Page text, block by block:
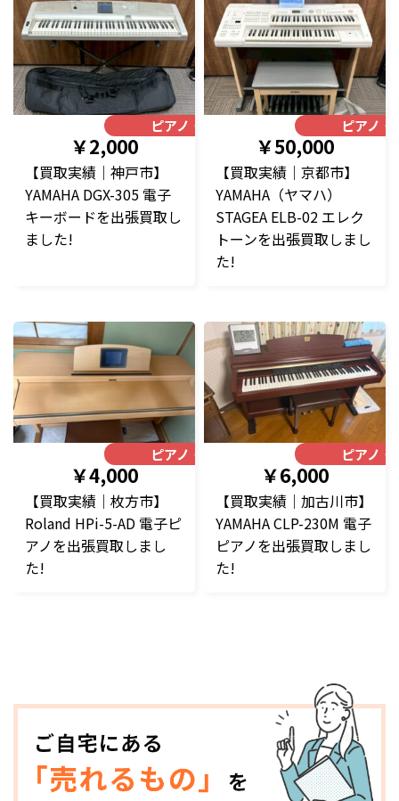
ピアノ・楽器
￥2,000
【買取実績｜神戸市】
YAMAHA DGX-305 電子
キーボードを出張買取し
ました!
ピアノ・
￥50,000
【買取実績｜京都市】
YAMAHA（ヤマハ）
STAGEA ELB-02 エレク
トーンを出張買取しまし
た!
ピアノ・楽器
￥4,000
【買取実績｜枚方市】
Roland HPi-5-AD 電子ピ
アノを出張買取しまし
た!
ピアノ・
￥6,000
【買取実績｜加古川市】
YAMAHA CLP-230M 電子
ピアノを出張買取しまし
た!